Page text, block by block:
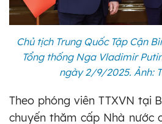
Chủ tịch Trung Quốc Tập Cận
Tổng thống Nga Vladimir
ngày 2/9/2025. Ảnh:
Theo phóng viên TTXVN tại
chuyến thăm cấp Nhà nước